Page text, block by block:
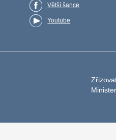
Větší šance
Youtube